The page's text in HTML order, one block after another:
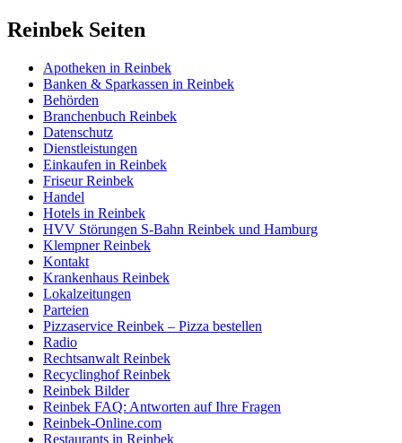
Reinbek Seiten
Apotheken in Reinbek
Banken & Sparkassen in Reinbek
Behörden
Branchenbuch Reinbek
Datenschutz
Dienstleistungen
Einkaufen in Reinbek
Friseur Reinbek
Handel
Hotels in Reinbek
HVV Störungen S-Bahn Reinbek und Hamburg
Klempner Reinbek
Kontakt
Krankenhaus Reinbek
Lokalzeitungen
Parteien
Pizzaservice Reinbek – Pizza bestellen
Radio
Rechtsanwalt Reinbek
Recyclinghof Reinbek
Reinbek Bilder
Reinbek FAQ: Antworten auf Ihre Fragen
Reinbek-Online.com
Restaurants in Reinbek